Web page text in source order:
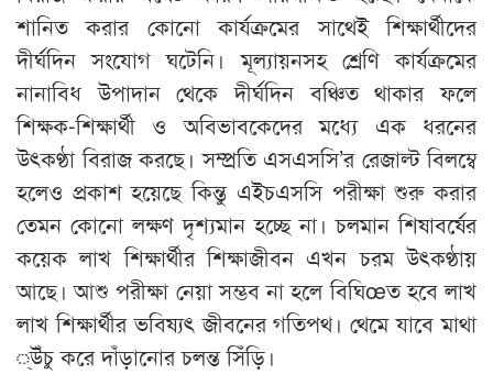
শানিত করার কোনো কার্যক্রমের সাথেই শিক্ষার্থীদের
দীর্ঘদিন সংযোগ ঘটেনি। মূল্যায়নসহ শ্রেণি কার্যক্রমের
নানাবিধ উপাদান থেকে দীর্ঘদিন বঞ্চিত থাকার ফলে
শিক্ষক-শিক্ষার্থী ও অবিভাবকেদের মধ্যে এক ধরনের
উৎকণ্ঠা বিরাজ করছে। সম্প্রতি এসএসসি’র রেজাল্ট বিলম্বে
হলেও প্রকাশ হয়েছে কিন্তু এইচএসসি পরীক্ষা শুরু করার
তেমন কোনো লক্ষণ দৃশ্যমান হচ্ছে না। চলমান শিষাবর্ষের
কয়েক লাখ শিক্ষার্থীর শিক্ষাজীবন এখন চরম উৎকণ্ঠায়
আছে। আশু পরীক্ষা নেয়া সম্ভব না হলে বিঘিœত হবে লাখ
লাখ শিক্ষার্থীর ভবিষ্যৎ জীবনের গতিপথ। থেমে যাবে মাথা
্উঁচু করে দাঁড়ানোর চলন্ত সিঁড়ি।